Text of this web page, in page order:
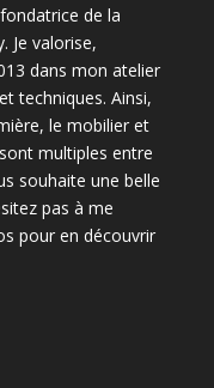
de la
Je valorise,
dans mon atelier
techniques. Ainsi,
le mobilier et
multiples entre
souhaite une belle
pas à me
pour en découvrir